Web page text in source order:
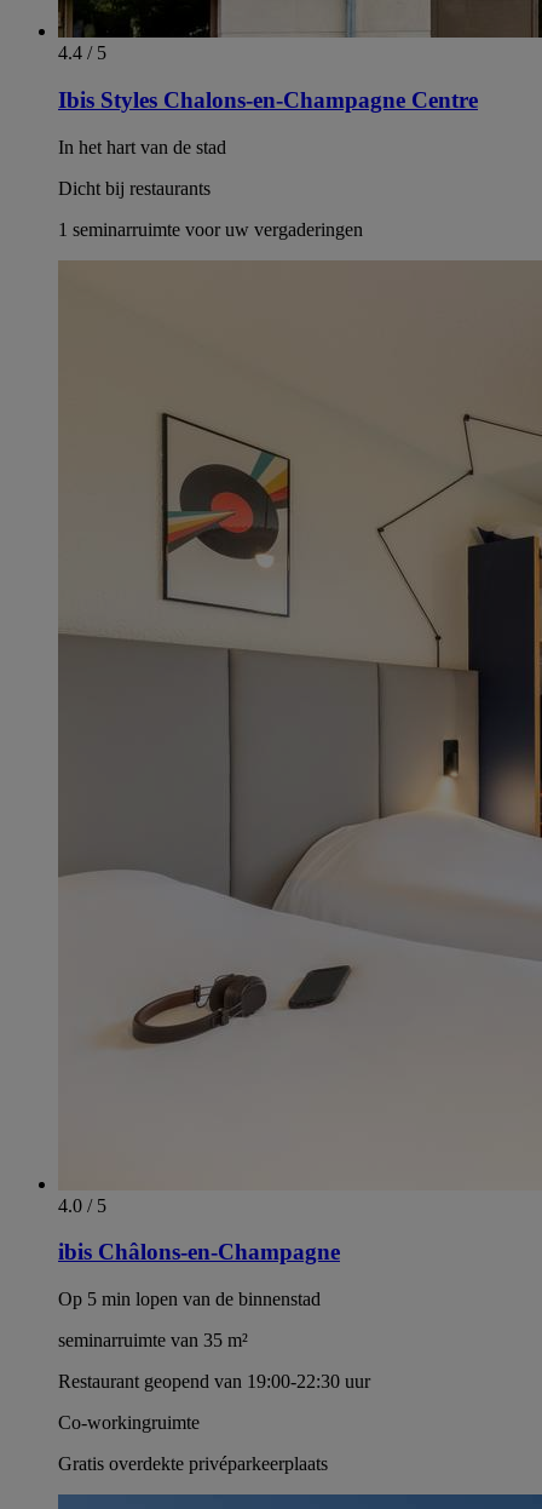
4.4 / 5
Ibis Styles Chalons-en-Champagne Centre
In het hart van de stad
Dicht bij restaurants
1 seminarruimte voor uw vergaderingen
4.0 / 5
ibis Châlons-en-Champagne
Op 5 min lopen van de binnenstad
seminarruimte van 35 m²
Restaurant geopend van 19:00-22:30 uur
Co-workingruimte
Gratis overdekte privéparkeerplaats